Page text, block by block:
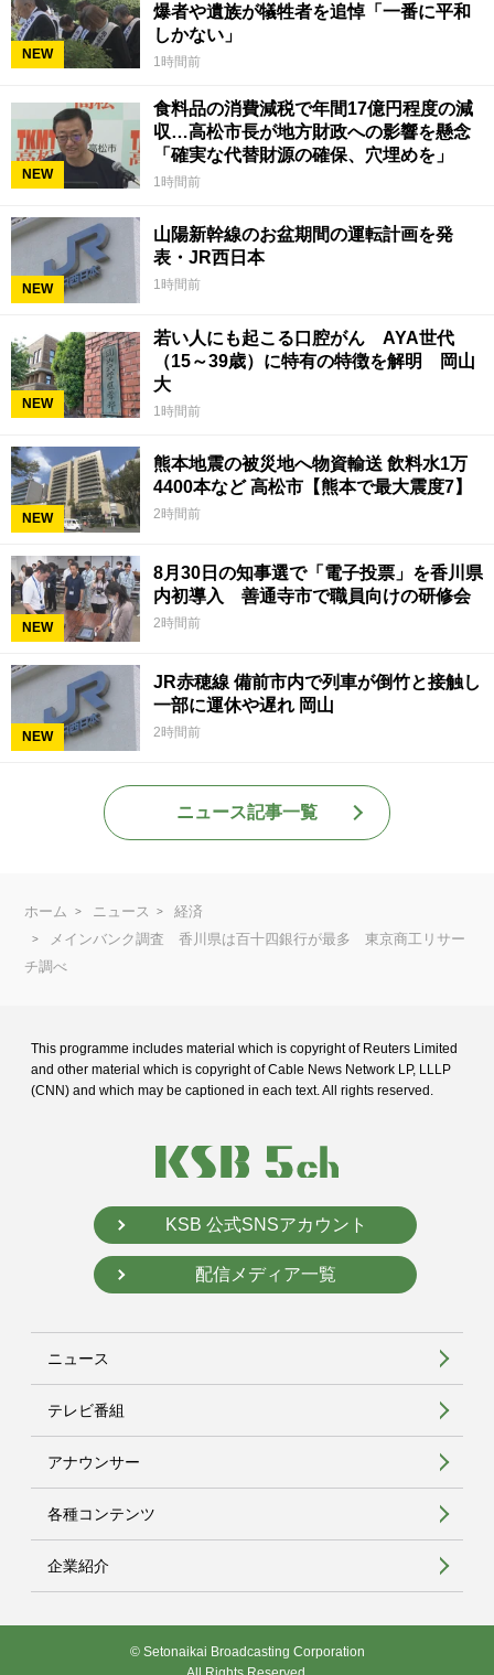
NEW
爆者や遺族が犠牲者を追悼「一番に平和
しかない」
1時間前
NEW
食料品の消費減税で年間17億円程度の減
収…高松市長が地方財政への影響を懸念
「確実な代替財源の確保、穴埋めを」
1時間前
NEW
山陽新幹線のお盆期間の運転計画を発
表・JR西日本
1時間前
NEW
若い人にも起こる口腔がん AYA世代
（15～39歳）に特有の特徴を解明 岡山
大
1時間前
NEW
熊本地震の被災地へ物資輸送 飲料水1万
4400本など 高松市【熊本で最大震度7】
2時間前
NEW
8月30日の知事選で「電子投票」を香川県
内初導入 善通寺市で職員向けの研修会
2時間前
NEW
JR赤穂線 備前市内で列車が倒竹と接触し
一部に運休や遅れ 岡山
2時間前
ニュース記事一覧
ホーム ニュース
経済
メインバンク調査 香川県は百十四銀行が最多 東京商工リサー
チ調べ
This programme includes material which is copyright of Reuters Limited
and other material which is copyright of Cable News Network LP, LLLP
(CNN) and which may be captioned in each text. All rights reserved.
KSB 公式SNSアカウント
配信メディア一覧
ニュース
テレビ番組
アナウンサー
各種コンテンツ
企業紹介
© Setonaikai Broadcasting Corporation